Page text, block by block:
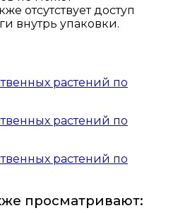
отсутствует доступ
внутрь упаковки.
просматривают: